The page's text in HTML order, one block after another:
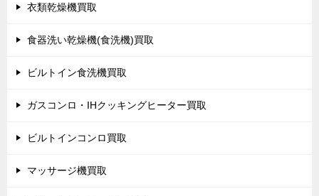
衣類乾燥機買取
食器洗い乾燥機(食洗機)買取
ビルトイン食洗機買取
ガスコンロ・IHクッキングヒーター買取
ビルトインコンロ買取
マッサージ機買取